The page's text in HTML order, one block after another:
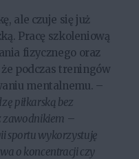
ale czuje się już
Pracę szkoleniową
fizycznego oraz
podczas treningów
mentalnemu. –
piłkarską bez
zawodnikiem –
sportu wykorzystuję
o koncentracji czy